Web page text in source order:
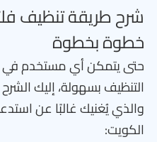
شرح طريقة تنظيف
خطوة بخطوة
حتى يتمكن أي مستخدم في
التنظيف بسهولة، إليك
والذي يُغنيك غالبًا عن
الكويت: